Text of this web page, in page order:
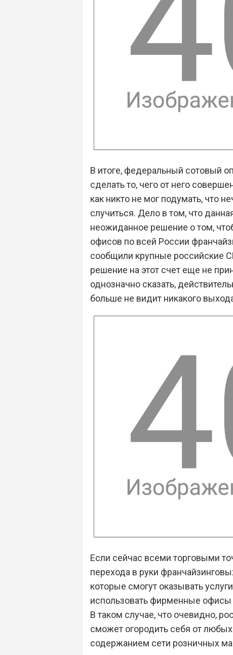
В итоге, федеральный сотовый
сделать то, чего от него
как никто не мог подумать, что
случиться. Дело в том, что
неожиданное решение о том,
офисов по всей России
сообщили крупные российские
решение на этот счет еще не
однозначно сказать,
больше не видит никакого
Если сейчас всеми торговыми
перехода в руки
которые смогут оказывать
использовать фирменные офисы
В таком случае, что очевидно,
сможет огородить себя от
содержанием сети розничных